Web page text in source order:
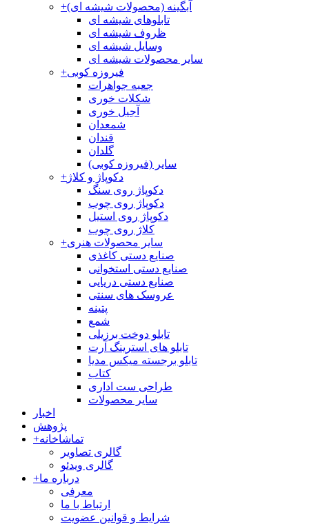
+آبگینه (محصولات شیشه ای)
تابلوهای شیشه ای
ظروف شیشه ای
وسایل شیشه ای
سایر محصولات شیشه ای
+فیروزه کوبی
جعبه جواهرات
شکلات خوری
آجیل خوری
شمعدان
قندان
گلدان
سایر (فیروزه کوبی)
+دکوپاژ و کلاژ
دکوپاژ روی سنگ
دکوپاژ روی چوب
دکوپاژ روی استیل
کلاژ روی چوب
+سایر محصولات هنری
صنایع دستی کاغذی
صنایع دستی استخوانی
صنایع دستی دریایی
عروسک های سنتی
پتینه
شمع
تابلو دوخت برزیلی
تابلو های استرینگ آرت
تابلو برجسته میکس مدیا
کتاب
طراحی ست اداری
سایر محصولات
اخبار
پژوهش
+تماشاخانه
گالری تصاویر
گالری ویدئو
+درباره ما
معرفی
ارتباط با ما
شرایط و قوانین عضویت